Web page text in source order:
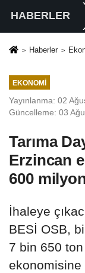
HABERLER
Haberler
EKONOMI
Yayınlanma: 02
Güncelleme: 03
Tarıma
Erzincan
600
İhaleye
BESİ OSB,
7 bin 650
ekonomisine